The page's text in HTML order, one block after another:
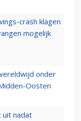
crash klagen
mogelijk
onder
Oosten
uit nadat